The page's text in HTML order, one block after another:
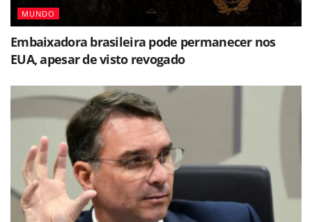
MUNDO
Embaixadora brasileira pode permanecer nos
EUA, apesar de visto revogado